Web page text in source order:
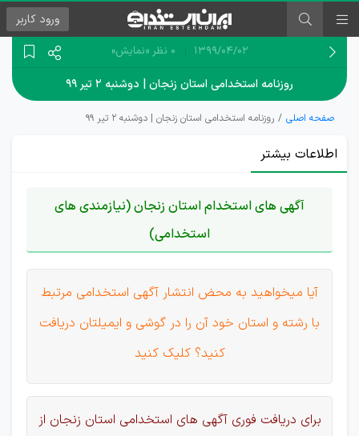
ورود کاربر
۱۳۹۹/۰۴/۰۲ 0 نظر «نمایش»
روزنامه استخدامی استان زنجان | دوشنبه ۲ تیر ۹۹
صفحه اصلی روزنامه استخدامی استان زنجان | دوشنبه ۲ تیر ۹۹
اطلاعات بیشتر
آگهی های استخدام استان زنجان (نیازمندی های
استخدامی)
آیا میخواهید به محض انتشار آگهی استخدامی مرتبط
با رشته و استان خود آن را در گوشی و ایمیلتان دریافت
کنید؟ کلیک کنید
برای دریافت فوری آگهی های استخدامی استان زنجان از